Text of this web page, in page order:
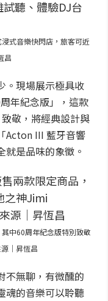
式音樂快閃店，旅客可近
昌
。現場展示極具收
年紀念版」，這款
敬，將經典設計與
Acton III 藍牙音響
是品味的象徵。
中60周年紀念版特別致敬
｜昇恆昌
不無聊，有微醺的
魂的音樂可以聆聽